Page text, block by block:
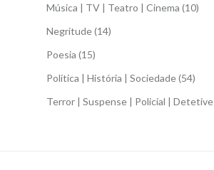
Música | TV | Teatro | Cinema (10)
Negritude(14)
Poesia (15)
Política | História | Sociedade(54)
Terror | Suspense | Policial | Detetive